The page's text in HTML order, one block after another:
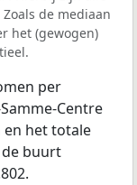
de mediaan
het (gewogen)
per
Centre
en het totale
buurt